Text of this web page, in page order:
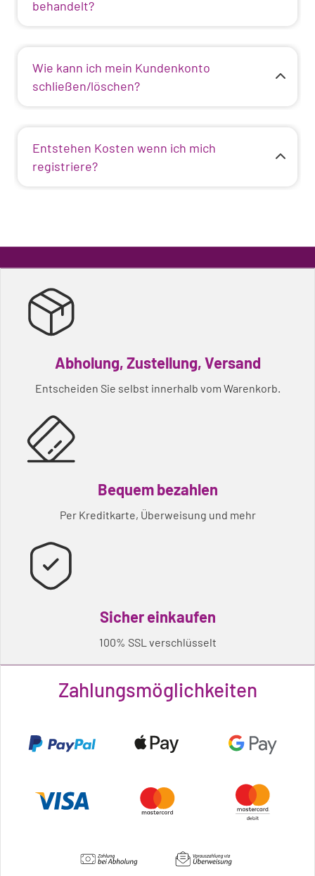
behandelt?
Wie kann ich mein Kundenkonto
schließen/löschen?
Entstehen Kosten wenn ich mich
registriere?
Abholung, Zustellung, Versand
Entscheiden Sie selbst innerhalb vom Warenkorb.
Bequem bezahlen
Per Kreditkarte, Überweisung und mehr
Sicher einkaufen
100% SSL verschlüsselt
Zahlungsmöglichkeiten